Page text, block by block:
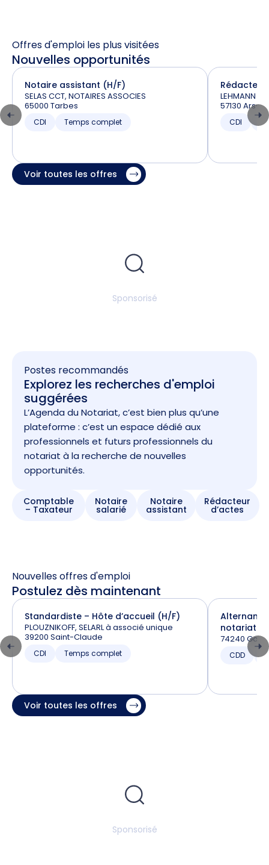
Offres d'emploi les plus visitées
Nouvelles opportunités
Notaire assistant (H/F)
SELAS CCT, NOTAIRES ASSOCIES
65000 Tarbes
CDI Temps complet
Rédacteur
LEHMANN
57130 Ars-
CDI
Voir toutes les offres
Sponsorisé
Postes recommandés
Explorez les recherches d'emploi
suggérées
L’Agenda du Notariat, c’est bien plus qu’une
plateforme : c’est un espace dédié aux
professionnels et futurs professionnels du
notariat à la recherche de nouvelles
opportunités.
Comptable
– Taxateur
Notaire
salarié
Notaire
assistant
Rédacteur
d’actes
Nouvelles offres d'emploi
Postulez dès maintenant
Standardiste – Hôte d’accueil (H/F)
PLOUZNIKOFF, SELARL à associé unique
39200 Saint-Claude
CDI Temps complet
notariat
74240
CDD
Voir toutes les offres
Sponsorisé